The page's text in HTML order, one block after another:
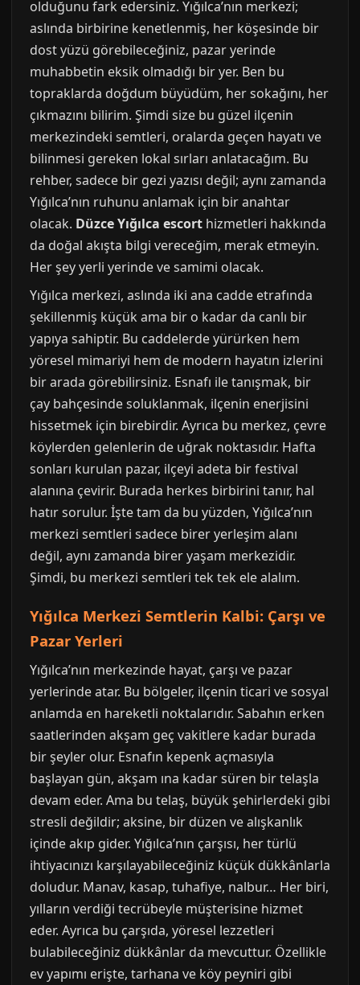
olduğunu fark edersiniz. Yığılca’nın merkezi;
aslında birbirine kenetlenmiş, her köşesinde bir
dost yüzü görebileceğiniz, pazar yerinde
muhabbetin eksik olmadığı bir yer. Ben bu
topraklarda doğdum büyüdüm, her sokağını, her
çıkmazını bilirim. Şimdi size bu güzel ilçenin
merkezindeki semtleri, oralarda geçen hayatı ve
bilinmesi gereken lokal sırları anlatacağım. Bu
rehber, sadece bir gezi yazısı değil; aynı zamanda
Yığılca’nın ruhunu anlamak için bir anahtar
olacak. Düzce Yığılca escort hizmetleri hakkında
da doğal akışta bilgi vereceğim, merak etmeyin.
Her şey yerli yerinde ve samimi olacak.
Yığılca merkezi, aslında iki ana cadde etrafında
şekillenmiş küçük ama bir o kadar da canlı bir
yapıya sahiptir. Bu caddelerde yürürken hem
yöresel mimariyi hem de modern hayatın izlerini
bir arada görebilirsiniz. Esnafı ile tanışmak, bir
çay bahçesinde soluklanmak, ilçenin enerjisini
hissetmek için birebirdir. Ayrıca bu merkez, çevre
köylerden gelenlerin de uğrak noktasıdır. Hafta
sonları kurulan pazar, ilçeyi adeta bir festival
alanına çevirir. Burada herkes birbirini tanır, hal
hatır sorulur. İşte tam da bu yüzden, Yığılca’nın
merkezi semtleri sadece birer yerleşim alanı
değil, aynı zamanda birer yaşam merkezidir.
Şimdi, bu merkezi semtleri tek tek ele alalım.
Yığılca Merkezi Semtlerin Kalbi: Çarşı ve
Pazar Yerleri
Yığılca’nın merkezinde hayat, çarşı ve pazar
yerlerinde atar. Bu bölgeler, ilçenin ticari ve sosyal
anlamda en hareketli noktalarıdır. Sabahın erken
saatlerinden akşam geç vakitlere kadar burada
bir şeyler olur. Esnafın kepenk açmasıyla
başlayan gün, akşam ına kadar süren bir telaşla
devam eder. Ama bu telaş, büyük şehirlerdeki gibi
stresli değildir; aksine, bir düzen ve alışkanlık
içinde akıp gider. Yığılca’nın çarşısı, her türlü
ihtiyacınızı karşılayabileceğiniz küçük dükkânlarla
doludur. Manav, kasap, tuhafiye, nalbur… Her biri,
yılların verdiği tecrübeyle müşterisine hizmet
eder. Ayrıca bu çarşıda, yöresel lezzetleri
bulabileceğiniz dükkânlar da mevcuttur. Özellikle
ev yapımı erişte, tarhana ve köy peyniri gibi